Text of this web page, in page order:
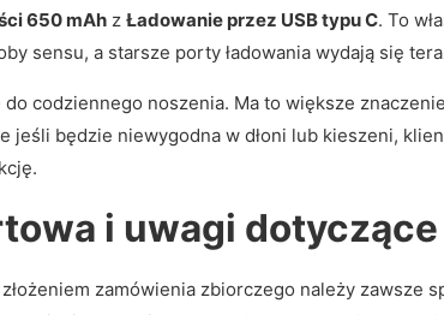
650 mAh z Ładowanie przez USB typu C. To
sensu, a starsze porty ładowania wydają się
codziennego noszenia. Ma to większe
jeśli będzie niewygodna w dłoni lub kieszeni,
i uwagi
zamówienia zbiorczego należy zawsze